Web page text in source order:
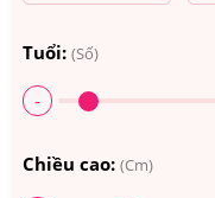
Tuổi: (Số)
-
Chiều cao: (Cm)